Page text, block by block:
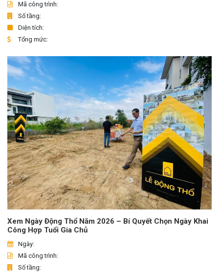
Mã công trình:
Số tầng:
Diện tích:
Tổng mức:
Xem Ngày Động Thổ Năm 2026 – Bí Quyết Chọn Ngày Khai
Công Hợp Tuổi Gia Chủ
Ngày:
Mã công trình:
Số tầng: